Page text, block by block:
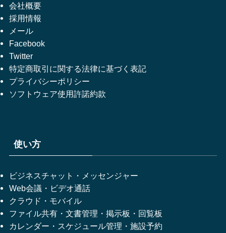
会社概要
採用情報
メール
Facebook
Twitter
特定商取引に関する法律に基づく表記
プライバシーポリシー
ソフトウェア使用許諾約款
使い方
ビジネスチャット・メッセンジャー
Web会議・ビデオ通話
クラウド・モバイル
ファイル共有・文書管理・掲示板・回覧板
カレンダー・スケジュール管理・施設予約